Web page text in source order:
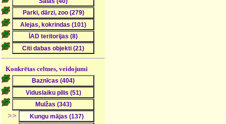
Konkrētas celtnes, veidojumi
>>